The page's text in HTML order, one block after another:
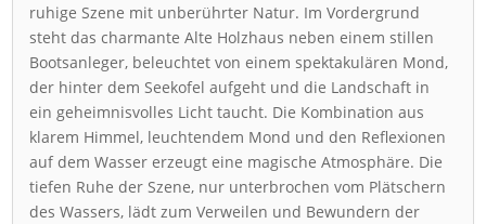
ruhige Szene mit unberührter Natur. Im Vordergrund
steht das charmante Alte Holzhaus neben einem stillen
Bootsanleger, beleuchtet von einem spektakulären Mond,
der hinter dem Seekofel aufgeht und die Landschaft in
ein geheimnisvolles Licht taucht. Die Kombination aus
klarem Himmel, leuchtendem Mond und den Reflexionen
auf dem Wasser erzeugt eine magische Atmosphäre. Die
tiefen Ruhe der Szene, nur unterbrochen vom Plätschern
des Wassers, lädt zum Verweilen und Bewundern der